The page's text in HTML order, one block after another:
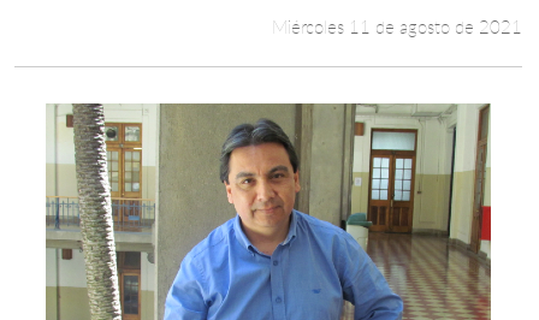
Miércoles 11 de agosto de 2021